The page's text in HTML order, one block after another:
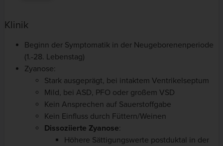
Klinik
Beginn der Symptomatik in der Neugeborenenperiode
(1.-28. Lebenstag)
Zyanose:
Stark ausgeprägt, bei intaktem Ventrikelseptum
Mild, bei ASD, PFO oder großem VSD
Kein Ansprechen auf Sauerstoffgabe
Kein Einfluss durch Füttern/Weinen
Dissoziierte Zyanose:
Höhere Sättigungswerte postduktal in der